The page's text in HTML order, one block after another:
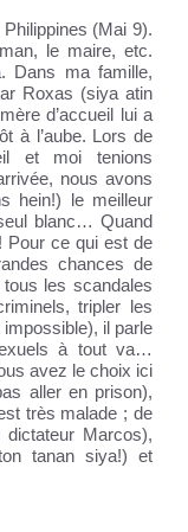
(Mai 9).
le maire, etc.
Dans ma famille,
Roxas (siya atin
d’accueil lui a
à l’aube. Lors de
et moi tenions
nous avons
hein!) le meilleur
blanc… Quand
Pour ce qui est de
chances de
les scandales
tripler les
il parle
à tout va…
avez le choix ici
aller en prison),
très malade ; de
Marcos),
tanan siya!) et